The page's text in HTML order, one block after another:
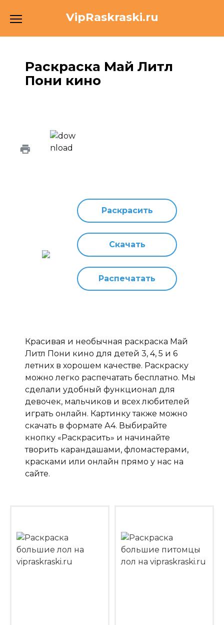
VipRaskraski.ru
Раскраска Май Литл
Пони кино
Раскрасить
Скачать
Распечатать
Красивая и необычная раскраска Май
Литл Пони кино для детей 3, 4, 5 и 6
летних в хорошем качестве. Раскраску
можно легко распечатать бесплатно. Мы
сделали удобный функционал для
девочек, мальчиков и всех любителей
играть онлайн. Картинку также можно
скачать в формате А4. Выбирайте
кнопку «Раскрасить» и начинайте
творить карандашами, фломастерами,
красками или онлайн прямо у нас на
сайте.